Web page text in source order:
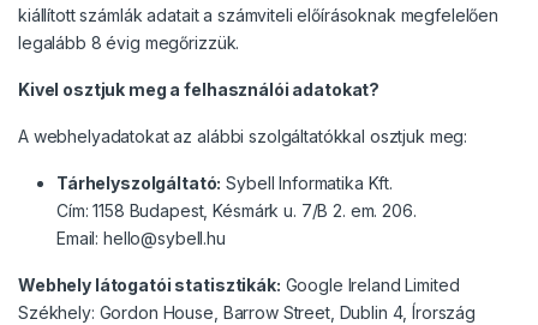
kiállított számlák adatait a számviteli előírásoknak megfelelően
legalább 8 évig megőrizzük.
Kivel osztjuk meg a felhasználói adatokat?
A webhelyadatokat az alábbi szolgáltatókkal osztjuk meg:
Tárhelyszolgáltató: Sybell Informatika Kft.
Cím: 1158 Budapest, Késmárk u. 7/B 2. em. 206.
Email: hello@sybell.hu
Webhely látogatói statisztikák: Google Ireland Limited
Székhely: Gordon House, Barrow Street, Dublin 4, Írország